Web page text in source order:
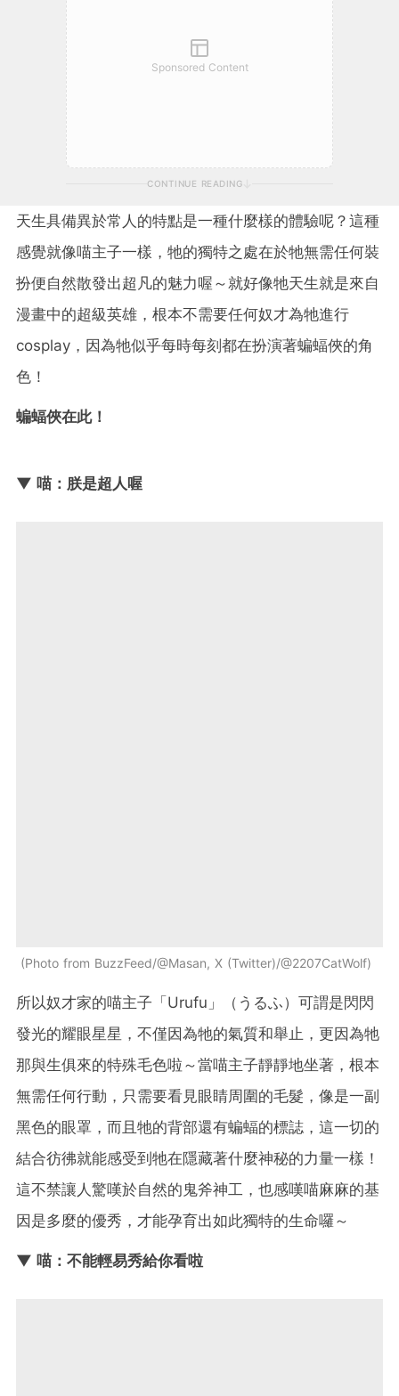
Sponsored Content
CONTINUE READING
天生具備異於常人的特點是一種什麼樣的體驗呢？這種
感覺就像喵主子一樣，牠的獨特之處在於牠無需任何裝
扮便自然散發出超凡的魅力喔～就好像牠天生就是來自
漫畫中的超級英雄，根本不需要任何奴才為牠進行
cosplay，因為牠似乎每時每刻都在扮演著蝙蝠俠的角
色！
蝙蝠俠在此！
▼ 喵：朕是超人喔
Photo from BuzzFeed/@Masan, X (Twitter)/@2207CatWolf
所以奴才家的喵主子「Urufu」（うるふ）可謂是閃閃
發光的耀眼星星，不僅因為牠的氣質和舉止，更因為牠
那與生俱來的特殊毛色啦～當喵主子靜靜地坐著，根本
無需任何行動，只需要看見眼睛周圍的毛髮，像是一副
黑色的眼罩，而且牠的背部還有蝙蝠的標誌，這一切的
結合彷彿就能感受到牠在隱藏著什麼神秘的力量一樣！
這不禁讓人驚嘆於自然的鬼斧神工，也感嘆喵麻麻的基
因是多麼的優秀，才能孕育出如此獨特的生命囉～
▼ 喵：不能輕易秀給你看啦